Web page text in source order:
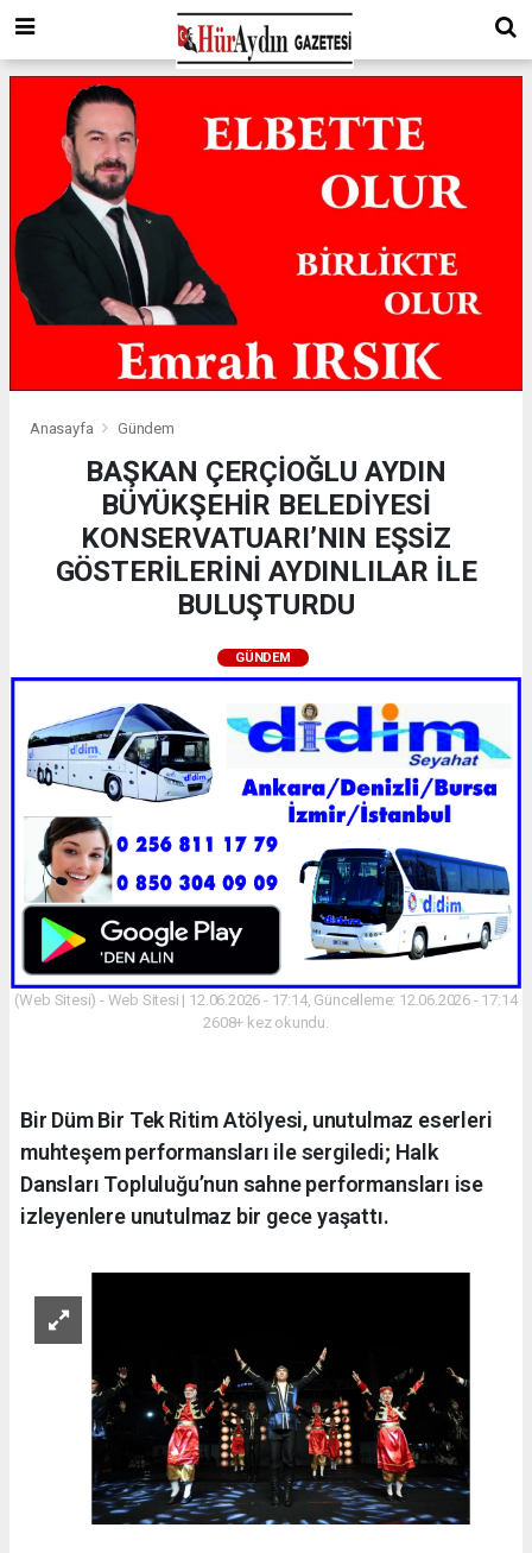
Anasayfa Gündem
BAŞKAN ÇERÇİOĞLU AYDIN
BÜYÜKŞEHİR BELEDİYESİ
KONSERVATUARI’NIN EŞSİZ
GÖSTERİLERİNİ AYDINLILAR İLE
BULUŞTURDU
GÜNDEM
(Web Sitesi) - Web Sitesi | 12.06.2026 - 17:14, Güncelleme: 12.06.2026 - 17:14
2608+ kez okundu.
Bir Düm Bir Tek Ritim Atölyesi, unutulmaz eserleri
muhteşem performansları ile sergiledi; Halk
Dansları Topluluğu’nun sahne performansları ise
izleyenlere unutulmaz bir gece yaşattı.